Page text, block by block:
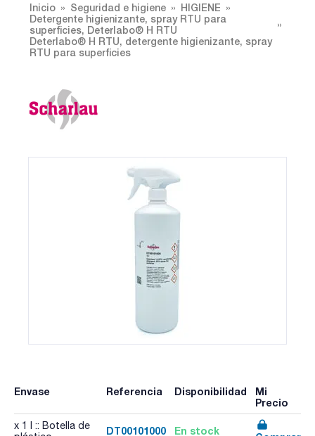
Inicio Seguridad e higiene
HIGIENE
Detergente higienizante, spray RTU para
superficies, Deterlabo® H RTU
Deterlabo® H RTU, detergente higienizante, spray
RTU para superficies
Envase Referencia Disponibilidad
Mi
Precio
x 1 l :: Botella de
DT00101000 En stock